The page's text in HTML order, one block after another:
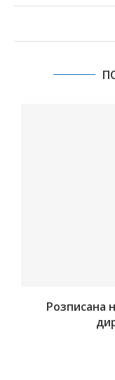
Розписана